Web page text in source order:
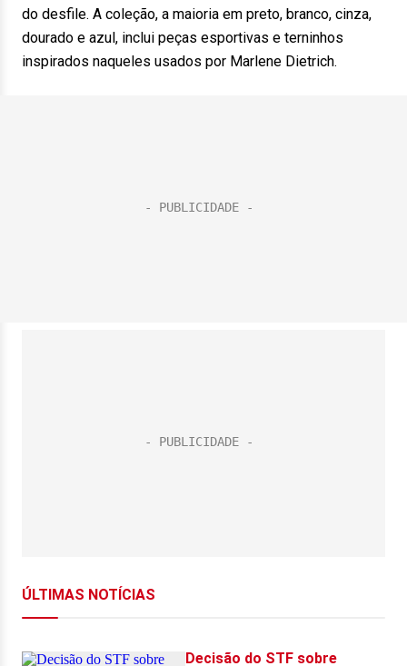
do desfile. A coleção, a maioria em preto, branco, cinza,
dourado e azul, inclui peças esportivas e terninhos
inspirados naqueles usados por Marlene Dietrich.